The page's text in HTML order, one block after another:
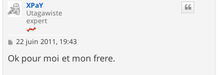
XPaY
Utagawiste
expert
M
s
s
22 juin 2011, 19:43
Ok pour moi et mon frere.